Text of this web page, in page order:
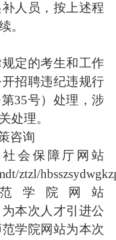
人员，按上述程
。
定的考生和工作
招聘违纪违规行
35号）处理，涉
处理。
咨询
会保障厅网站
ztzl/
学院网站
为本次人才引进公
学院网站为本次